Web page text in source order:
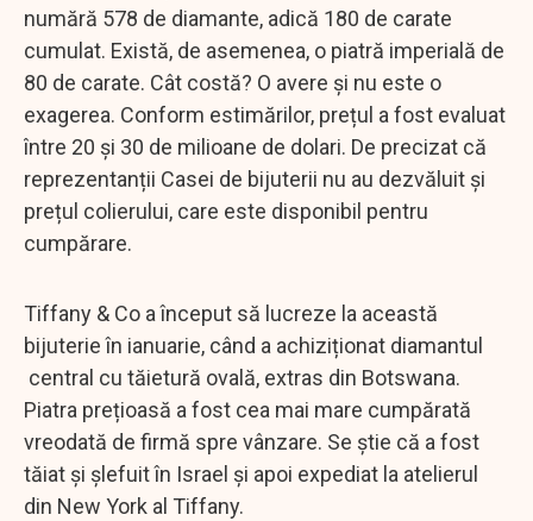
numără 578 de diamante, adică 180 de carate
cumulat. Există, de asemenea, o piatră imperială de
80 de carate. Cât costă? O avere și nu este o
exagerea. Conform estimărilor, prețul a fost evaluat
între 20 și 30 de milioane de dolari. De precizat că
reprezentanții Casei de bijuterii nu au dezvăluit și
prețul colierului, care este disponibil pentru
cumpărare.
Tiffany & Co a început să lucreze la această
bijuterie în ianuarie, când a achiziționat diamantul
central cu tăietură ovală, extras din Botswana.
Piatra prețioasă a fost cea mai mare cumpărată
vreodată de firmă spre vânzare. Se știe că a fost
tăiat și șlefuit în Israel și apoi expediat la atelierul
din New York al Tiffany.